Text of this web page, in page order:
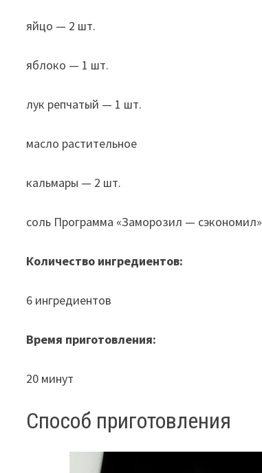
яйцо — 2 шт.
яблоко — 1 шт.
лук репчатый — 1 шт.
масло растительное
кальмары — 2 шт.
соль Программа «Заморозил — сэкономил»
Количество ингредиентов:
6 ингредиентов
Время приготовления:
20 минут
Способ приготовления